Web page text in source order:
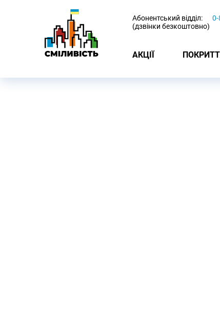
Абонентський відділ:
(дзвінки безкоштовно)
0-
АКЦІЇ